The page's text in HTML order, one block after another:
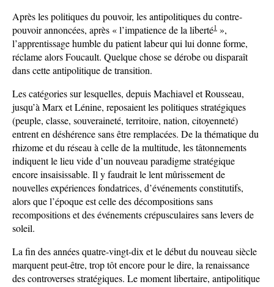
Après les politiques du pouvoir, les antipolitiques du contre-
pouvoir annoncées, après « l’impatience de la liberté1 »,
l’apprentissage humble du patient labeur qui lui donne forme,
réclame alors Foucault. Quelque chose se dérobe ou disparaît
dans cette antipolitique de transition.
Les catégories sur lesquelles, depuis Machiavel et Rousseau,
jusqu’à Marx et Lénine, reposaient les politiques stratégiques
(peuple, classe, souveraineté, territoire, nation, citoyenneté)
entrent en déshérence sans être remplacées. De la thématique du
rhizome et du réseau à celle de la multitude, les tâtonnements
indiquent le lieu vide d’un nouveau paradigme stratégique
encore insaisissable. Il y faudrait le lent mûrissement de
nouvelles expériences fondatrices, d’événements constitutifs,
alors que l’époque est celle des décompositions sans
recompositions et des événements crépusculaires sans levers de
soleil.
La fin des années quatre-vingt-dix et le début du nouveau siècle
marquent peut-être, trop tôt encore pour le dire, la renaissance
des controverses stratégiques. Le moment libertaire, antipolitique